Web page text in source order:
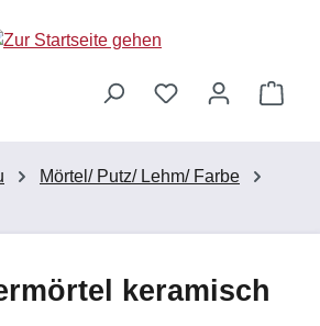
Mörtel/ Putz/ Lehm/ Farbe
keramisch